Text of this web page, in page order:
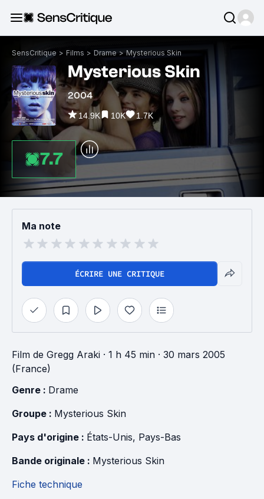
SensCritique > Films > Drame > Mysterious Skin
Mysterious Skin
2004
14.9K 10K 1.7K
7.7
Ma note
ÉCRIRE UNE CRITIQUE
Film de Gregg Araki · 1 h 45 min · 30 mars 2005
(France)
Genre : Drame
Groupe : Mysterious Skin
Pays d'origine : États-Unis, Pays-Bas
Bande originale : Mysterious Skin
Fiche technique